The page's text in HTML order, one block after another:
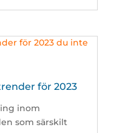
för 2023
inom
som särskilt